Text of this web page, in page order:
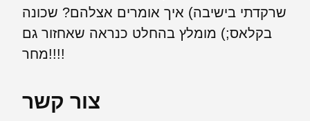
שרקדתי בישיבה) איך אומרים אצלהם? שכונה
בקלאס;) מומלץ בהחלט כנראה שאחזור גם
מחר!!!!
צור קשר